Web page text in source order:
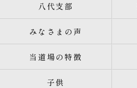
八代支部
みなさまの声
当道場の特徴
子供